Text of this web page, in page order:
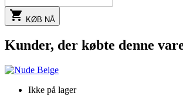
 KØB NÅ
Kunder, der købte denne
Ikke på lager